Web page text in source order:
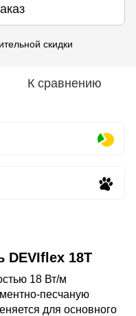
скидки
К сравнению
DEVIflex 18T
18 Вт/м
песчаную
для основного